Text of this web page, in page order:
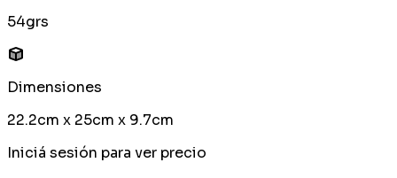
54grs
Dimensiones
22.2cm x 25cm x 9.7cm
Iniciá sesión para ver precio